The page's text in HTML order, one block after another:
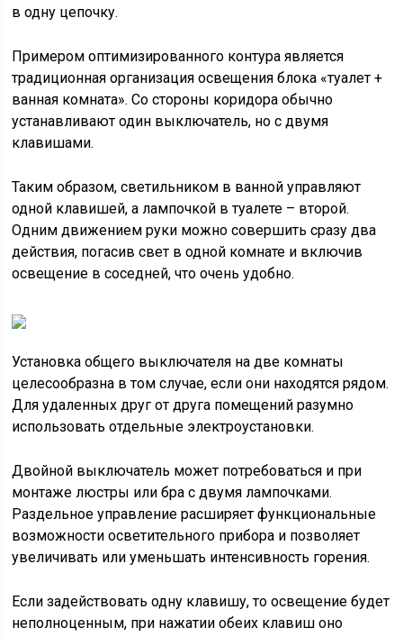
в одну цепочку.
Примером оптимизированного контура является
традиционная организация освещения блока «туалет +
ванная комната». Со стороны коридора обычно
устанавливают один выключатель, но с двумя
клавишами.
Таким образом, светильником в ванной управляют
одной клавишей, а лампочкой в туалете – второй.
Одним движением руки можно совершить сразу два
действия, погасив свет в одной комнате и включив
освещение в соседней, что очень удобно.
Установка общего выключателя на две комнаты
целесообразна в том случае, если они находятся рядом.
Для удаленных друг от друга помещений разумно
использовать отдельные электроустановки.
Двойной выключатель может потребоваться и при
монтаже люстры или бра с двумя лампочками.
Раздельное управление расширяет функциональные
возможности осветительного прибора и позволяет
увеличивать или уменьшать интенсивность горения.
Если задействовать одну клавишу, то освещение будет
неполноценным, при нажатии обеих клавиш оно